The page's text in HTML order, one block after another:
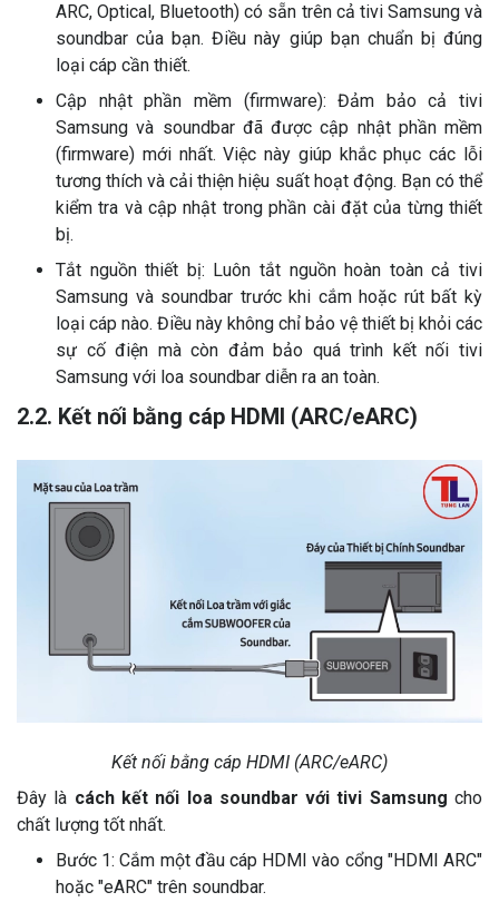
ARC, Optical, Bluetooth) có sẵn trên cả tivi Samsung và
soundbar của bạn. Điều này giúp bạn chuẩn bị đúng
loại cáp cần thiết.
Cập nhật phần mềm (firmware): Đảm bảo cả tivi
Samsung và soundbar đã được cập nhật phần mềm
(firmware) mới nhất. Việc này giúp khắc phục các lỗi
tương thích và cải thiện hiệu suất hoạt động. Bạn có thể
kiểm tra và cập nhật trong phần cài đặt của từng thiết
bị.
Tắt nguồn thiết bị: Luôn tắt nguồn hoàn toàn cả tivi
Samsung và soundbar trước khi cắm hoặc rút bất kỳ
loại cáp nào. Điều này không chỉ bảo vệ thiết bị khỏi các
sự cố điện mà còn đảm bảo quá trình kết nối tivi
Samsung với loa soundbar diễn ra an toàn.
2.2. Kết nối bằng cáp HDMI (ARC/eARC)
Kết nối bằng cáp HDMI (ARC/eARC)
Đây là cách kết nối loa soundbar với tivi Samsung cho
chất lượng tốt nhất.
Bước 1: Cắm một đầu cáp HDMI vào cổng "HDMI ARC"
hoặc "eARC" trên soundbar.